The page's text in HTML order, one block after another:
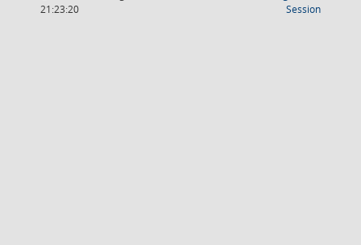
21:23:20
Session(Wird in